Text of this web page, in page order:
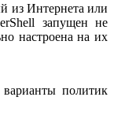
из Интернета или
запущен не
настроена на их
политик